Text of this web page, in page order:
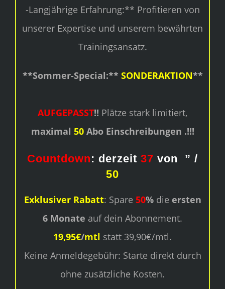
-Langjährige Erfahrung:** Profitieren von
unserer Expertise und unserem bewährten
Trainingsansatz.
**Sommer-Special:** SONDERAKTION**
AUFGEPASST!! Plätze stark limitiert,
maximal 50 Abo Einschreibungen .!!!
Countdown: derzeit 37 von ” /
50
Exklusiver Rabatt: Spare 50%die ersten
6 Monate auf dein Abonnement.
19,95€/mtl statt 39,90€/mtl.
Keine Anmeldegebühr: Starte direkt durch
ohne zusätzliche Kosten.